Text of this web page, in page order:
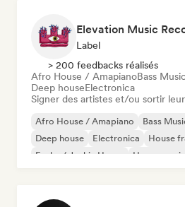
Elevation Music
Label
> 200 feedbacks réalisés
Afro House / AmapianoBass Music
Deep houseElectronica
Signer des artistes et/ou sortir
Afro House / Amapiano Bass
Deep house
Electronica
House
Funky / Jackin House
House music